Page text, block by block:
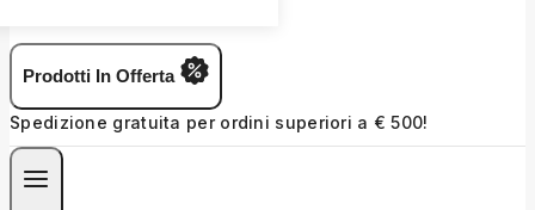
Prodotti In Offerta
Spedizione gratuita per ordini superiori a € 500!